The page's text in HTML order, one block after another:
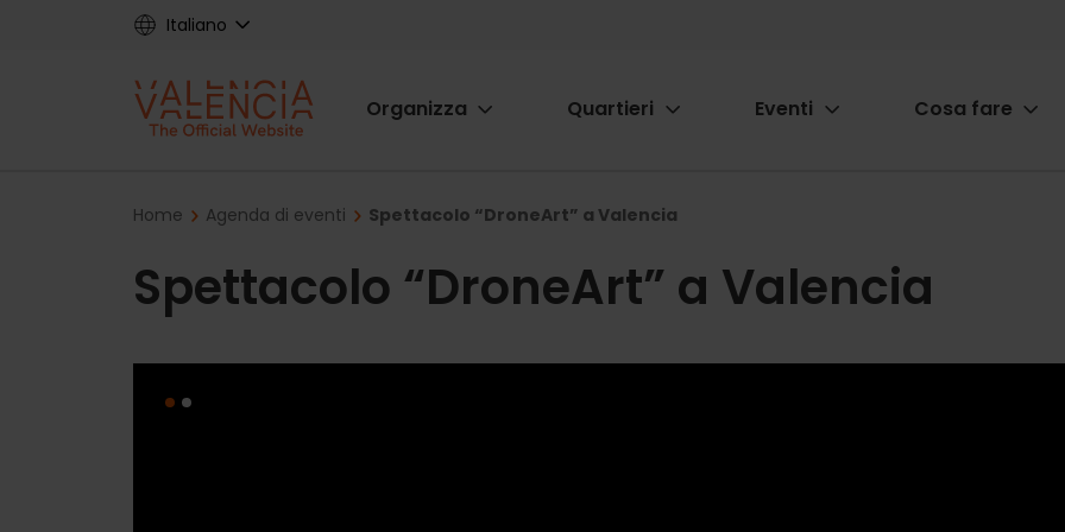
Italiano
Main
Organizza Quartieri Eventi Cosa fare
Breadcrumb
Home Agenda di eventi Spettacolo “DroneArt” a Valencia
Spettacolo “DroneArt” a Valencia